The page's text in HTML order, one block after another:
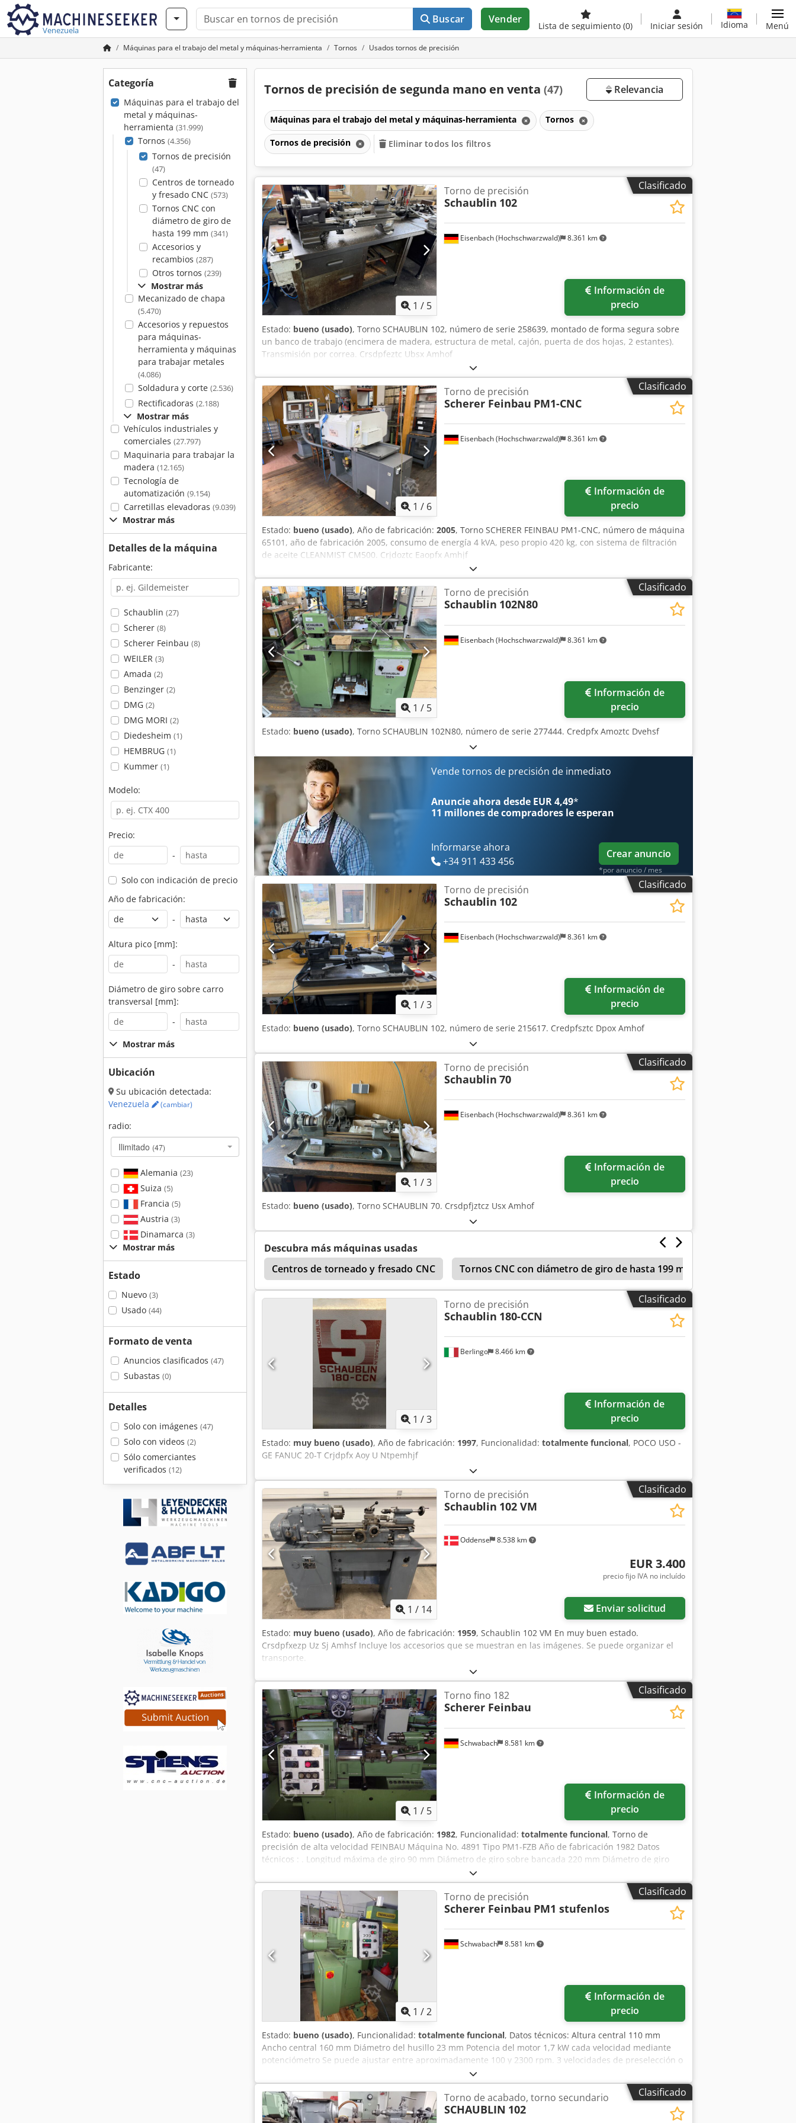
Venezuela
Buscar Vender
Lista de seguimiento (0) Iniciar sesión Idioma Menú
Máquinas para el trabajo del metal y máquinas-herramienta Tornos Usados tornos de precisión
Categoría
Máquinas para el trabajo del
metal y máquinas-
herramienta (31.999)
Tornos (4.356)
Tornos de precisión
(47)
Centros de torneado
y fresado CNC (573)
Tornos CNC con
diámetro de giro de
hasta 199 mm (341)
Accesorios y
recambios (287)
Otros tornos (239)
Mostrar más
Mecanizado de chapa
(5.470)
Accesorios y repuestos
para máquinas-
herramienta y máquinas
para trabajar metales
(4.086)
Soldadura y corte (2.536)
Rectificadoras (2.188)
Mostrar más
Vehículos industriales y
comerciales (27.797)
Maquinaria para trabajar la
madera (12.165)
Tecnología de
automatización (9.154)
Carretillas elevadoras (9.039)
Mostrar más
Detalles de la máquina
Fabricante:
Schaublin (27)
Scherer (8)
Scherer Feinbau (8)
WEILER (3)
Amada (2)
Benzinger (2)
DMG (2)
DMG MORI (2)
Diedesheim (1)
HEMBRUG (1)
Kummer (1)
Modelo:
Precio:
-
Solo con indicación de precio
Año de fabricación:
-
Altura pico [mm]:
-
Diámetro de giro sobre carro
transversal [mm]:
-
Mostrar más
Ubicación
Su ubicación detectada:
Venezuela
(cambiar)
radio:
Ilimitado (47)
Alemania (23)
Suiza (5)
Francia (5)
Austria (3)
Dinamarca (3)
Mostrar más
Estado
Nuevo (3)
Usado (44)
Formato de venta
Anuncios clasificados (47)
Subastas (0)
Detalles
Solo con imágenes (47)
Solo con videos (2)
Sólo comerciantes
verificados (12)
Tornos de precisión de segunda mano en venta (47) Relevancia
Máquinas para el trabajo del metal y máquinas-herramienta Tornos
Tornos de precisión Eliminar todos los filtros
Clasificado
1 / 5
Eisenbach (Hochschwarzwald) 8.361 km
Torno de precisión
Schaublin 102
precio
Estado: bueno (usado), Torno SCHAUBLIN 102, número de serie 258639, montado de forma segura sobre
un banco de trabajo (encimera de madera, estructura de metal, cajón, puerta de dos hojas, 2 estantes).
Transmisión por correa. Crsdpfeztc Ubsx Amhof
Clasificado
1 / 6
Eisenbach (Hochschwarzwald) 8.361 km
Torno de precisión
Scherer Feinbau PM1-CNC
precio
Estado: bueno (usado), Año de fabricación: 2005, Torno SCHERER FEINBAU PM1-CNC, número de máquina
65101, año de fabricación 2005, consumo de energía 4 kVA, peso propio 420 kg, con sistema de filtración
de aceite CLEANMIST CM500. Crjdoztc Eaopfx Amhjf
Clasificado
1 / 5
Eisenbach (Hochschwarzwald) 8.361 km
Torno de precisión
Schaublin 102N80
precio
Estado: bueno (usado), Torno SCHAUBLIN 102N80, número de serie 277444. Credpfx Amoztc Dvehsf
Vende tornos de precisión de inmediato
Anuncie ahora desde EUR 4,49*
11 millones de compradores le esperan
Informarse ahora
+34 911 433 456
Crear anuncio
*por anuncio / mes
Clasificado
1 /3
Eisenbach (Hochschwarzwald) 8.361 km
Torno de precisión
Schaublin 102
precio
Estado: bueno (usado), Torno SCHAUBLIN 102, número de serie 215617. Credpfsztc Dpox Amhof
Clasificado
1 /3
Eisenbach (Hochschwarzwald) 8.361 km
Torno de precisión
Schaublin 70
precio
Estado: bueno (usado), Torno SCHAUBLIN 70. Crsdpfjztcz Usx Amhof
Descubra más máquinas usadas
Centros de torneado y fresado CNC
Tornos CNC con diámetro de giro de hasta 199 mm
Schaublin 102 Vm
Clasificado
1 /3
Berlingo 8.466 km
Torno de precisión
Schaublin 180-CCN
precio
Estado: muy bueno (usado), Año de fabricación: 1997, Funcionalidad: totalmente funcional, POCO USO -
GE FANUC 20-T Crjdpfx Aoy U Ntpemhjf
Clasificado
1 / 14
Oddense 8.538 km
Torno de precisión
Schaublin 102 VM
EUR 3.400
precio fijo IVA no incluído
Enviar solicitud
Estado: muy bueno (usado), Año de fabricación: 1959, Schaublin 102 VM En muy buen estado.
Crsdpfxezp Uz Sj Amhsf Incluye los accesorios que se muestran en las imágenes. Se puede organizar el
transporte.
Clasificado
1 / 5
Schwabach 8.581 km
Torno fino 182
Scherer Feinbau
precio
Estado: bueno (usado), Año de fabricación: 1982, Funcionalidad: totalmente funcional, Torno de
precisión de alta velocidad FEINBAU Máquina No. 4891 Tipo PM1-FZB Año de fabricación 1982 Datos
técnicos : . Longitud máxima de giro 90 mm Diámetro de giro sobre bancada 220 mm Diámetro de giro
sobre soporte 110 mm Distancia entre ejes 160 mm Diámetro 23 mm Motor de accionamiento 0,65 / 1 / 1,3
kW Espacio necesario , largo x ancho 1,6 x 0,8 x 1,2 m Crsdpfezp Uw Hjx Amhof Volumen de suministro :
Dispositivo de sujeción de pinzas para pinzas : K23 DIN 6341 Pinzas Soporte en cruz de palanca manual
con topes ajustables Mordaza de mandrinar de palanca manual, con 2 soportes MK1 y topes . .. Compra
en curso de máquinas alemanas usadas sin control NC o CNC .
Clasificado
Pedir más fotos
1 /2
Schwabach 8.581 km
Torno de precisión
Scherer Feinbau PM1 stufenlos
precio
Estado: bueno (usado), Funcionalidad: totalmente funcional, Datos técnicos: Altura central 110 mm
Ancho central 160 mm Diámetro del husillo 23 mm Potencia del motor 1,7 kW cada velocidad mediante
potenciómetro Se puede ajustar entre aproximadamente 100 y 2300 rpm. 3 velocidades de preselección o
3 etapas de conmutación . Volumen de suministro, máquina con: Cjdpfxjznc Tys Amherf Modos de
funcionamiento: manual + automático Dispositivo de sujeción neumático Contrapunto basculante con 2
púas para pinzas K 12, con interruptor de control para conmutación Soporte transversal de palanca
manual con 4 topes, compuesto por soportes transversales y longitudinales .
Clasificado
Torno de acabado, torno secundario
SCHAUBLIN 102